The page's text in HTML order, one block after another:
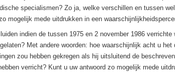
specialismen? Zo ja, welke verschillen en tussen
mogelijk mede uitdrukken in een
indien de tussen 1975 en 2 november 1986 verrichte
Met andere woorden: hoe waarschijnlijk acht u het
zou hebben gekregen als hij uitsluitend de
verricht? Kunt u uw antwoord zo mogelijk mede